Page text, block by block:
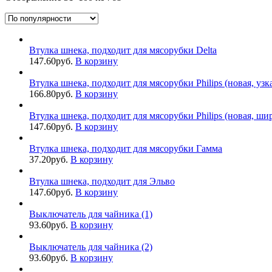
Втулка шнека, подходит для мясорубки Delta
147.60руб. В корзину
Втулка шнека, подходит для мясорубки Philips (новая,
166.80руб. В корзину
Втулка шнека, подходит для мясорубки Philips (новая,
147.60руб. В корзину
Втулка шнека, подходит для мясорубки Гамма
37.20руб. В корзину
Втулка шнека, подходит для Эльво
147.60руб. В корзину
Выключатель для чайника (1)
93.60руб. В корзину
Выключатель для чайника (2)
93.60руб. В корзину